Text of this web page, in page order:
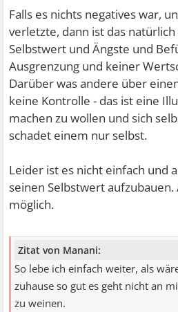
Falls es nichts negatives war,
verletzte, dann ist das
Selbstwert und Ängste und
Ausgrenzung und keiner
Darüber was andere über
keine Kontrolle - das ist eine
machen zu wollen und sich
schadet einem nur selbst.
Leider ist es nicht einfach und
seinen Selbstwert
möglich.
Zitat von Manani:
So lebe ich einfach weiter, als
zuhause so gut es geht nicht an
zu weinen.